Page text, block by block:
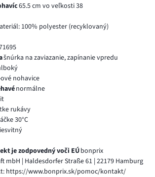
65.5 cm vo veľkosti 38
100% polyester (recyklovaný)
šnúrka na zaviazanie, zapínanie vpredu
nohavice
normálne
rukávy
30°C
je zodpovedný voči EÚbonprix
mbH | Haldesdorfer Straße 61 | 22179 Hamburg
https://www.bonprix.sk/pomoc/kontakt/